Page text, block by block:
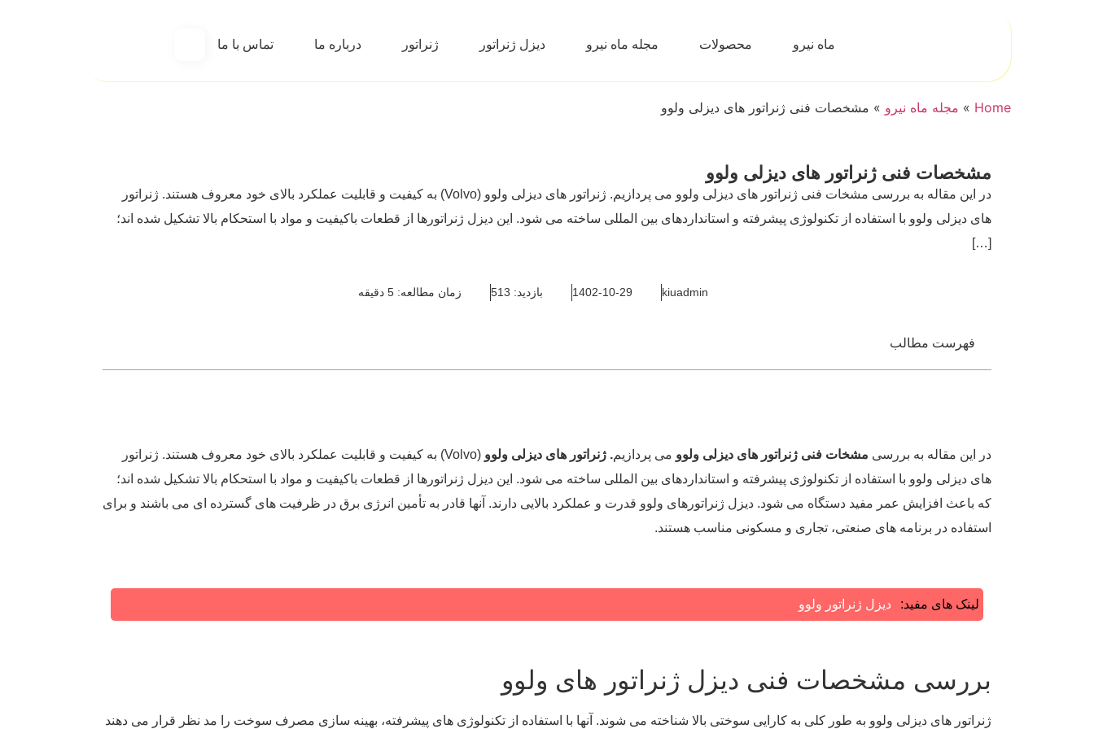
ماه نیرو محصولات مجله ماه نیرو دیزل ژنراتور ژنراتور درباره ما تماس با ما
Home
» مجله ماه نیرو » مشخصات فنی ژنراتور های دیزلی ولوو
مشخصات فنی ژنراتور های دیزلی ولوو
در این مقاله به بررسی مشخات فنی ژنراتور های دیزلی ولوو می پردازیم. ژنراتور های دیزلی ولوو (Volvo) به کیفیت و قابلیت عملکرد بالای خود معروف هستند. ژنراتور
های دیزلی ولوو با استفاده از تکنولوژی پیشرفته و استانداردهای بین ‌المللی ساخته می ‌شود. این دیزل ژنراتورها از قطعات باکیفیت و مواد با استحکام بالا تشکیل شده ‌اند؛
[…]
kiuadmin
1402-10-29 بازدید: 513 زمان مطالعه: 5 دقیقه
فهرست مطالب
در این مقاله به بررسی مشخات فنی ژنراتور های دیزلی ولوو می پردازیم. ژنراتور های دیزلی ولوو
(Volvo) به کیفیت و قابلیت عملکرد بالای خود معروف هستند. ژنراتور
های دیزلی ولوو با استفاده از تکنولوژی پیشرفته و استانداردهای بین ‌المللی ساخته می ‌شود. این دیزل ژنراتورها از قطعات باکیفیت و مواد با استحکام بالا تشکیل شده ‌اند؛
که باعث افزایش عمر مفید دستگاه می‌ شود. دیزل ژنراتورهای ولوو قدرت و عملکرد بالایی دارند. آنها قادر به تأمین انرژی برق در ظرفیت ‌های گسترده ‌ای می‌ باشند و برای
استفاده در برنامه ‌های صنعتی، تجاری و مسکونی مناسب هستند.
لینک های مفید: دیزل ژنراتور ولوو
بررسی مشخصات فنی دیزل ژنراتور های ولوو
ژنراتور های دیزلی ولوو به طور کلی به کارایی سوختی بالا شناخته می ‌شوند. آنها با استفاده از تکنولوژی ‌های پیشرفته، بهینه ‌سازی مصرف سوخت را مد نظر قرار می ‌دهند